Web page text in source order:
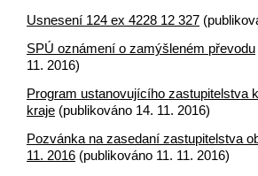
Usnesení 124 ex 4228 12 327
SPÚ oznámení o zamýšleném převodu
11. 2016)
Program ustanovujícího zastupitelstva
kraje (publikováno 14. 11. 2016)
Pozvánka na zasedaní zastupitelstva
11. 2016 (publikováno 11. 11. 2016)